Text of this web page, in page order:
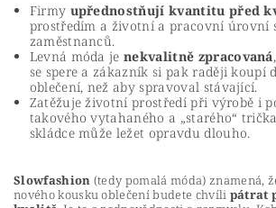
Firmy upřednostňují kvantitu před
prostředím a životní a pracovní úrovní
zaměstnanců.
Levná móda jenekvalitně zpracovaná
se spere a zákazník si pak raději koupí
oblečení, než aby spravoval stávající.
Zatěžuje životní prostředí při výrobě i
takového vytahaného a „starého“
skládce může ležet opravdu dlouho.
Slowfashion (tedy pomalá móda) znamená,
nového kousku oblečení budete chvíli pátrat